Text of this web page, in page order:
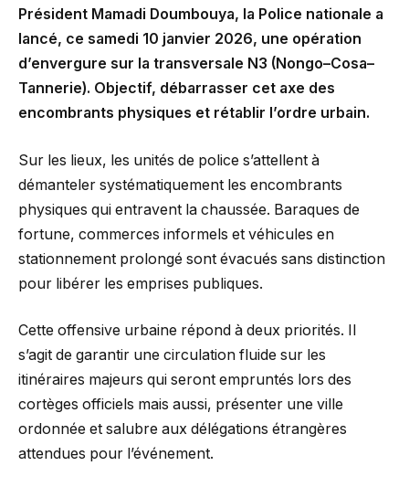
Président Mamadi Doumbouya, la Police nationale a
lancé, ce samedi 10 janvier 2026, une opération
d’envergure sur la transversale N3 (Nongo–Cosa–
Tannerie). Objectif, débarrasser cet axe des
encombrants physiques et rétablir l’ordre urbain.
Sur les lieux, les unités de police s’attellent à
démanteler systématiquement les encombrants
physiques qui entravent la chaussée. Baraques de
fortune, commerces informels et véhicules en
stationnement prolongé sont évacués sans distinction
pour libérer les emprises publiques.
Cette offensive urbaine répond à deux priorités. Il
s’agit de garantir une circulation fluide sur les
itinéraires majeurs qui seront empruntés lors des
cortèges officiels mais aussi, présenter une ville
ordonnée et salubre aux délégations étrangères
attendues pour l’événement.